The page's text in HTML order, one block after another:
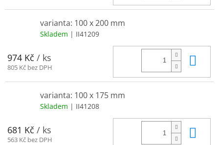
varianta: 100 x 200 mm
Skladem | II41209
974 Kč / ks
805 Kč bez DPH
varianta: 100 x 175 mm
Skladem | II41208
681 Kč / ks
563 Kč bez DPH